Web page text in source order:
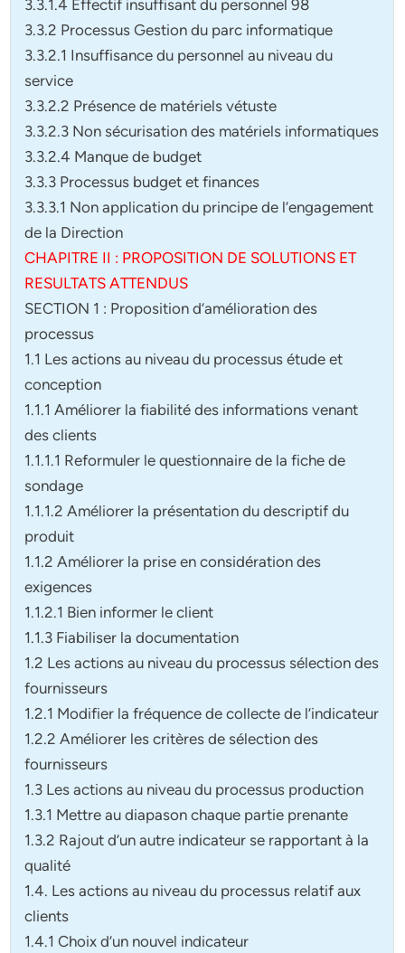
3.3.1.4 Effectif insuffisant du personnel 98
3.3.2 Processus Gestion du parc informatique
3.3.2.1 Insuffisance du personnel au niveau du
service
3.3.2.2 Présence de matériels vétuste
3.3.2.3 Non sécurisation des matériels informatiques
3.3.2.4 Manque de budget
3.3.3 Processus budget et finances
3.3.3.1 Non application du principe de l’engagement
de la Direction
CHAPITRE II : PROPOSITION DE SOLUTIONS ET
RESULTATS ATTENDUS
SECTION 1 : Proposition d’amélioration des
processus
1.1 Les actions au niveau du processus étude et
conception
1.1.1 Améliorer la fiabilité des informations venant
des clients
1.1.1.1 Reformuler le questionnaire de la fiche de
sondage
1.1.1.2 Améliorer la présentation du descriptif du
produit
1.1.2 Améliorer la prise en considération des
exigences
1.1.2.1 Bien informer le client
1.1.3 Fiabiliser la documentation
1.2 Les actions au niveau du processus sélection des
fournisseurs
1.2.1 Modifier la fréquence de collecte de l’indicateur
1.2.2 Améliorer les critères de sélection des
fournisseurs
1.3 Les actions au niveau du processus production
1.3.1 Mettre au diapason chaque partie prenante
1.3.2 Rajout d’un autre indicateur se rapportant à la
qualité
1.4. Les actions au niveau du processus relatif aux
clients
1.4.1 Choix d’un nouvel indicateur